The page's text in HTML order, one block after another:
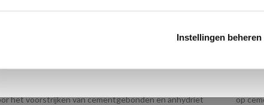
Bekijk plak PVC
Instellingen beheren
het voorstrijken van cementgebonden en anhydriet
op